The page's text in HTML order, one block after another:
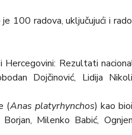
100 radova, uključujući i
Rezultati
Dojčinović, Lidija
(Anas platyrhynchos) kao
Milenko Babić,